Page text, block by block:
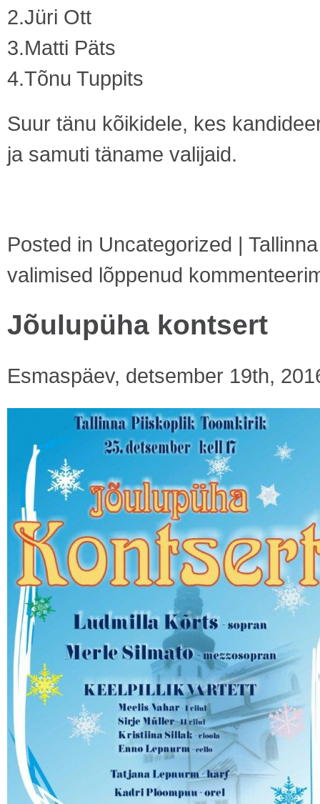
2.Jüri Ott
3.Matti Päts
4.Tõnu Tuppits
Suur tänu kõikidele, kes
ja samuti täname valijaid.
Posted in Uncategorized |
valimised lõppenud
Jõulupüha kontsert
Esmaspäev, detsember 19th,